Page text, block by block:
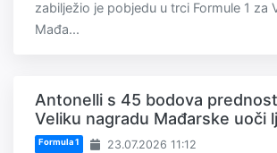
zabilježio je pobjedu u trci Formule 1 za
Mađa...
Antonelli s 45 bodova
Veliku nagradu Mađarske uoči
Formula 1 23.07.2026 11:12